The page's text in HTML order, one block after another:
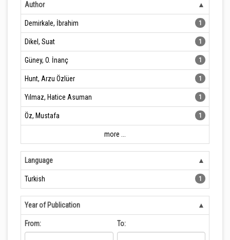
Author
Demirkale, İbrahim 1
Dikel, Suat 1
Güney, O. İnanç 1
Hunt, Arzu Özlüer 1
Yılmaz, Hatice Asuman 1
Öz, Mustafa 1
more ...
Language
Turkish 1
Year of Publication
From: To: